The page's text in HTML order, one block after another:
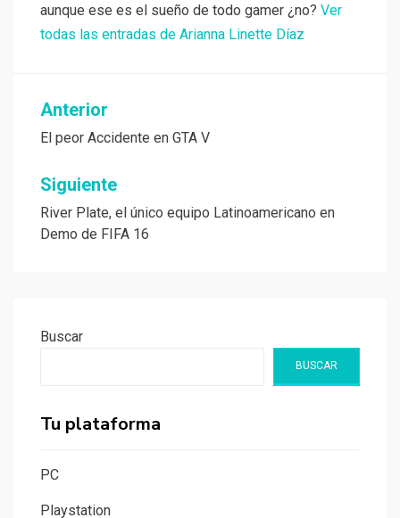
aunque ese es el sueño de todo gamer ¿no? Ver
todas las entradas de Arianna Linette Díaz
Navegación
de
entradas
Anterior
El peor Accidente en GTA V
Siguiente
River Plate, el único equipo Latinoamericano en
Demo de FIFA 16
Buscar
BUSCAR
Tu plataforma
PC
Playstation